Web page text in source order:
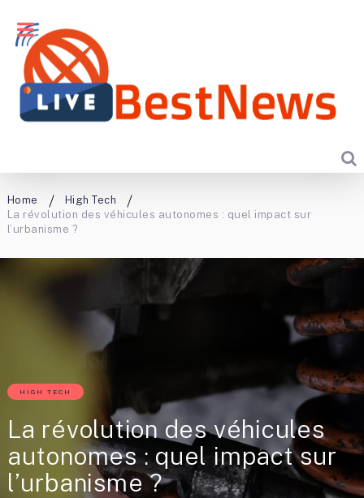
Home
High Tech
La révolution des véhicules autonomes : quel impact sur
l’urbanisme ?
HIGH TECH
La révolution des véhicules
autonomes : quel impact sur
l’urbanisme ?